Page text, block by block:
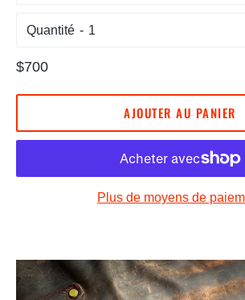
Quantité
Prix
$700
AJOUTER AU PANIER
Plus de moyens de